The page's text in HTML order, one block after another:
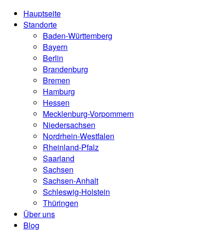
Hauptseite
Standorte
Baden-Württemberg
Bayern
Berlin
Brandenburg
Bremen
Hamburg
Hessen
Mecklenburg-Vorpommern
Niedersachsen
Nordrhein-Westfalen
Rheinland-Pfalz
Saarland
Sachsen
Sachsen-Anhalt
Schleswig-Holstein
Thüringen
Über uns
Blog